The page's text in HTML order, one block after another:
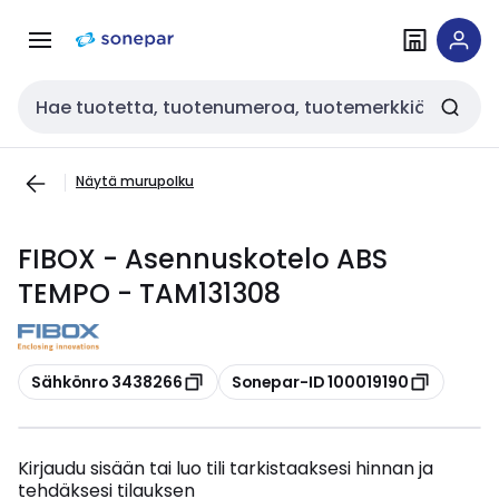
navigointiinsisältöön
Haku
Näytä murupolku
FIBOX - Asennuskotelo ABS
TEMPO - TAM131308
Kopioi
Sähkönro 3438266 Kopioi
Sonepar-ID 100019190
Kirjaudu sisään tai luo tili tarkistaaksesi hinnan ja
tehdäksesi tilauksen